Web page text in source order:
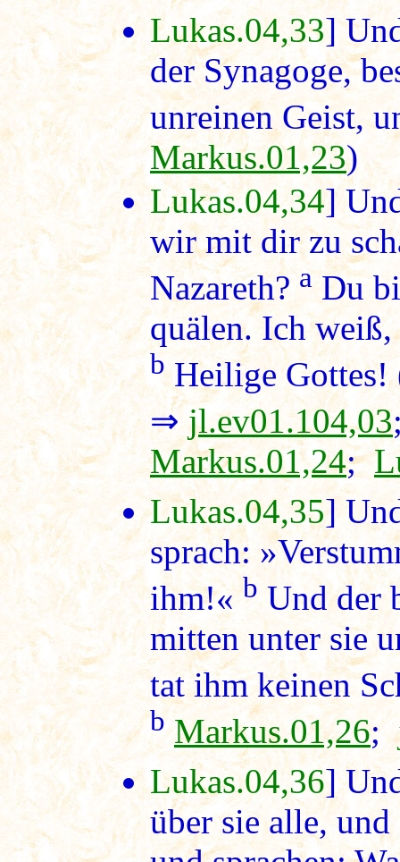
Lukas.04,33]
der Synagoge,
unreinen Geist,
Markus.01,23)
Lukas.04,34]
wir mit dir zu
Nazareth? a Du
quälen. Ich
bHeilige Gottes!
⇒ jl.ev01.104,03
Markus.01,24;
Lukas.04,35]
sprach:
ihm!«b Und der
mitten unter sie
tat ihm keinen
b Markus.01,26;
Lukas.04,36]
über sie alle,